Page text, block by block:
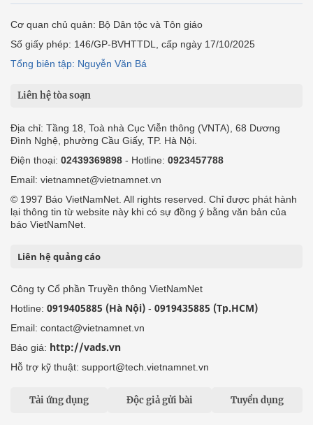
Cơ quan chủ quản: Bộ Dân tộc và Tôn giáo
Số giấy phép: 146/GP-BVHTTDL, cấp ngày 17/10/2025
Tổng biên tập: Nguyễn Văn Bá
Liên hệ tòa soạn
Địa chỉ: Tầng 18, Toà nhà Cục Viễn thông (VNTA), 68 Dương
Đình Nghệ, phường Cầu Giấy, TP. Hà Nội.
Điện thoại: 02439369898 - Hotline: 0923457788
Email: vietnamnet@vietnamnet.vn
© 1997 Báo VietNamNet. All rights reserved. Chỉ được phát hành
lại thông tin từ website này khi có sự đồng ý bằng văn bản của
báo VietNamNet.
Liên hệ quảng cáo
Công ty Cổ phần Truyền thông VietNamNet
Hotline: 0919405885 (Hà Nội) - 0919435885 (Tp.HCM)
Email: contact@vietnamnet.vn
Báo giá: http://vads.vn
Hỗ trợ kỹ thuật: support@tech.vietnamnet.vn
Tải ứng dụng Độc giả gửi bài Tuyển dụng